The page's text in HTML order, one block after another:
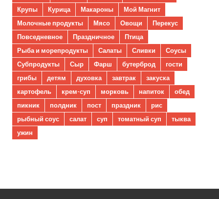
Крупы
Курица Макароны
Мой Магнит
Молочные продукты
Мясо Овощи
Перекус
Повседневное
Праздничное
Птица
Рыба и морепродукты
Салаты Сливки
Соусы
Субпродукты
Сыр Фарш бутерброд
гости
грибы
детям духовка завтрак
закуска
картофель
крем-суп морковь напиток
обед
пикник
полдник пост праздник
рис
рыбный соус
салат суп томатный суп
тыква
ужин